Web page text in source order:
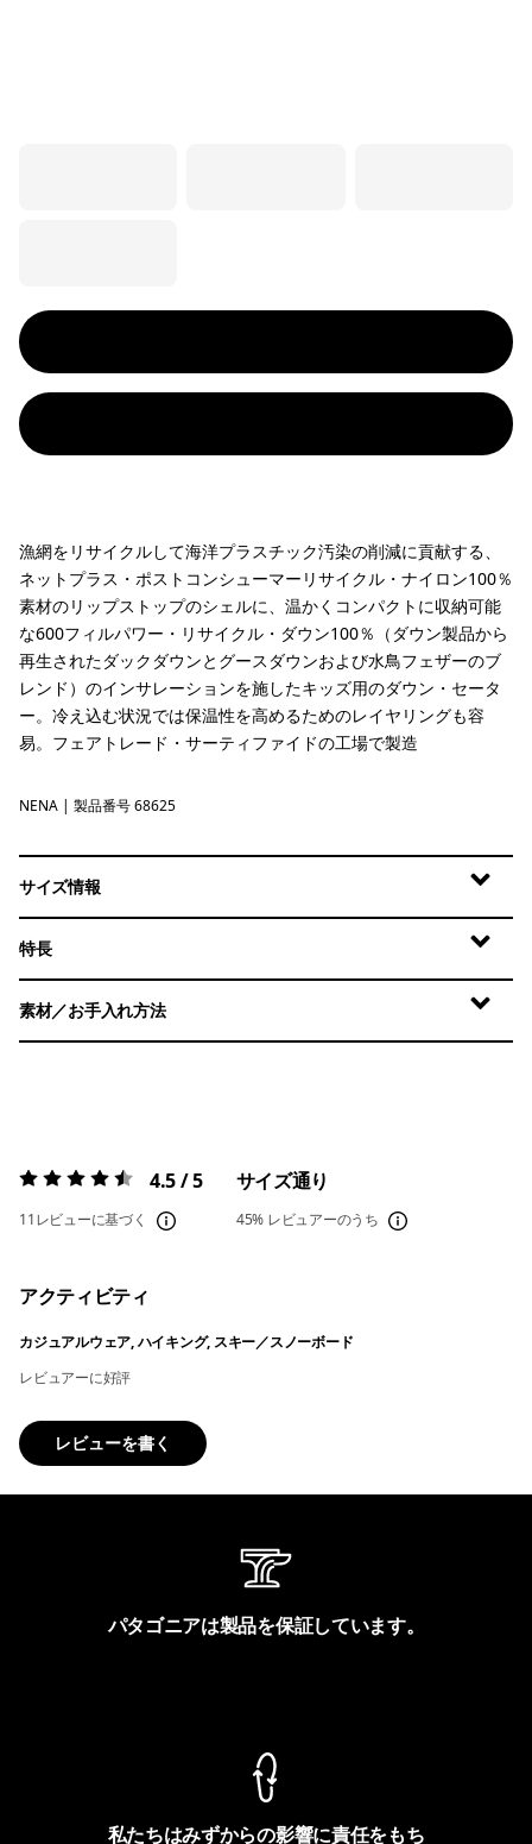
漁網をリサイクルして海洋プラスチック汚染の削減に貢献する、
ネットプラス・ポストコンシューマーリサイクル・ナイロン100％
素材のリップストップのシェルに、温かくコンパクトに収納可能
な600フィルパワー・リサイクル・ダウン100％（ダウン製品から
再生されたダックダウンとグースダウンおよび水鳥フェザーのブ
レンド）のインサレーションを施したキッズ用のダウン・セータ
ー。冷え込む状況では保温性を高めるためのレイヤリングも容
易。フェアトレード・サーティファイドの工場で製造
New Navy
NENA | 製品番号 68625
サイズ情報
特長
素材／お手入れ方法
評価:4.5 / 5 4.5 / 5
11レビューに基づく
サイズ通り
45% レビュアーのうち
アクティビティ
カジュアルウェア, ハイキング, スキー／スノーボード
レビュアーに好評
レビューを書く
パタゴニアは製品を保証しています。
私たちはみずからの影響に責任をもち